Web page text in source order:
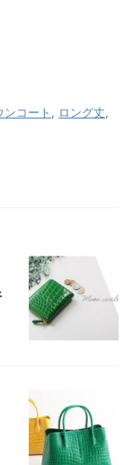
ンコート , ロング丈,